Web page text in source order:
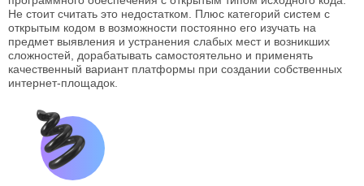
Не стоит считать это недостатком. Плюс категорий систем с
открытым кодом в возможности постоянно его изучать на
предмет выявления и устранения слабых мест и возникших
сложностей, дорабатывать самостоятельно и применять
качественный вариант платформы при создании собственных
интернет-площадок.